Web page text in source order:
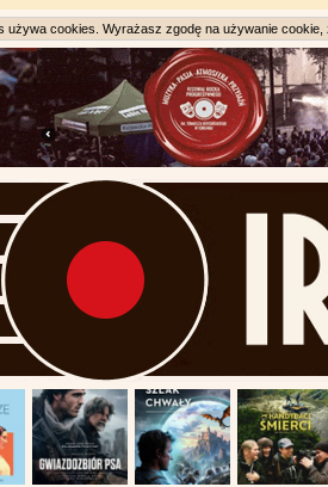
używa cookies. Wyrażasz zgodę na używanie